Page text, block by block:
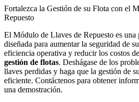
Fortalezca la Gestión de su Flota con el
Repuesto
El Módulo de Llaves de Repuesto es una
diseñada para aumentar la seguridad de
eficiencia operativa y reducir los costos
gestión de flotas. Deshágase de los
llaves perdidas y haga que la gestión de
eficiente. Contáctenos para obtener
una demostración.